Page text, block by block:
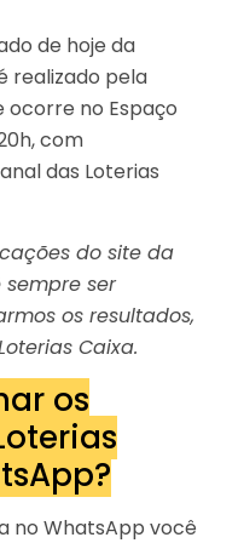
de hoje da
realizado pela
ocorre no Espaço
com
das Loterias
do site da
ser
os resultados,
Caixa.
os
no WhatsApp você